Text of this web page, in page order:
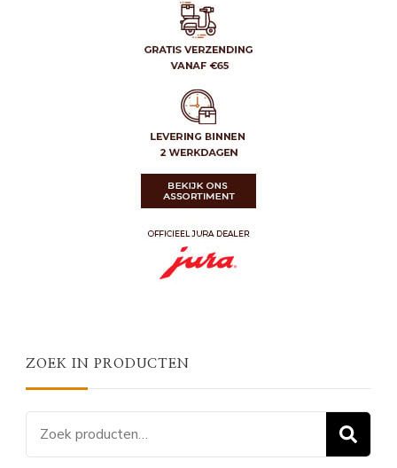
ZOEK IN PRODUCTEN
Zoeken
naar: